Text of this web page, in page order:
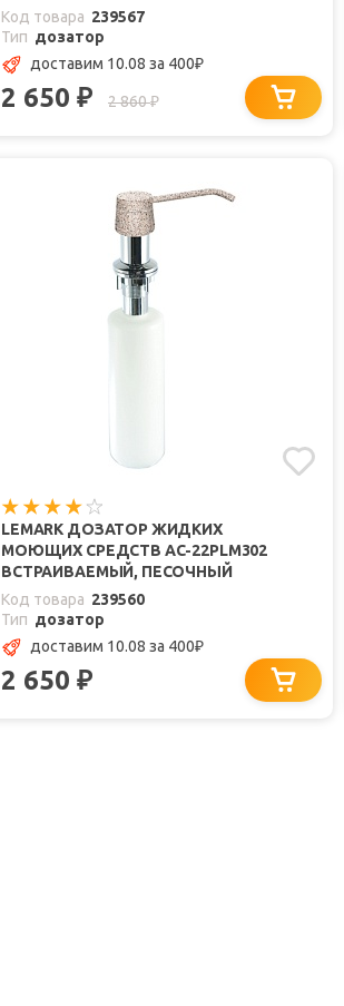
Код товара 239567
Тип дозатор
доставим 10.08 за 400₽
2 650 ₽ 2 860₽
LEMARK ДОЗАТОР ЖИДКИХ
МОЮЩИХ СРЕДСТВ AC-22PLM302
ВСТРАИВАЕМЫЙ, ПЕСОЧНЫЙ
Код товара 239560
Тип дозатор
доставим 10.08 за 400₽
2 650 ₽